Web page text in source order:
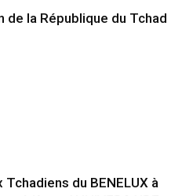
de la République du Tchad
Tchadiens du BENELUX à